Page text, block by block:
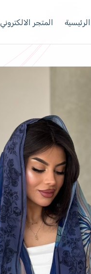
الرئيسية المتجر الالكتروني